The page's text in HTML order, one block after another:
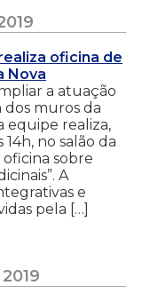
oficina de
Nova
a atuação
dos muros da
equipe realiza,
14h, no salão da
oficina sobre
A
e
pela […]